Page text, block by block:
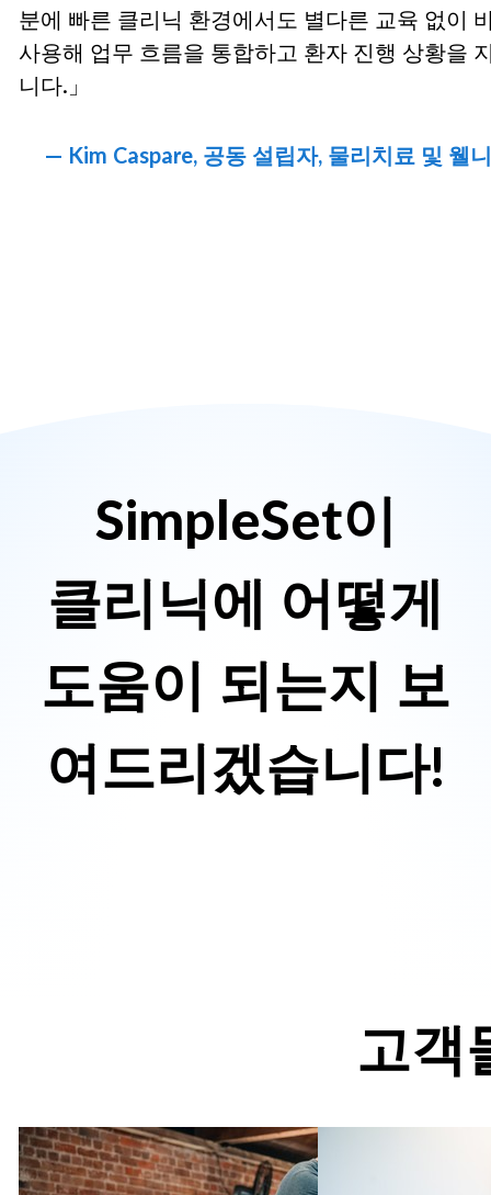
분에 빠른 클리닉 환경에서도 별다른 교육 없이
사용해 업무 흐름을 통합하고 환자 진행 상황을
니다.」
— Kim Caspare, 공동 설립자, 물리치료 및 웰
SimpleSet이
클리닉에 어떻게
도움이 되는지 보
여드리겠습니다!
고객